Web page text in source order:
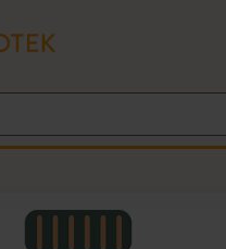
Lista: . Innehåller 1 objekt.